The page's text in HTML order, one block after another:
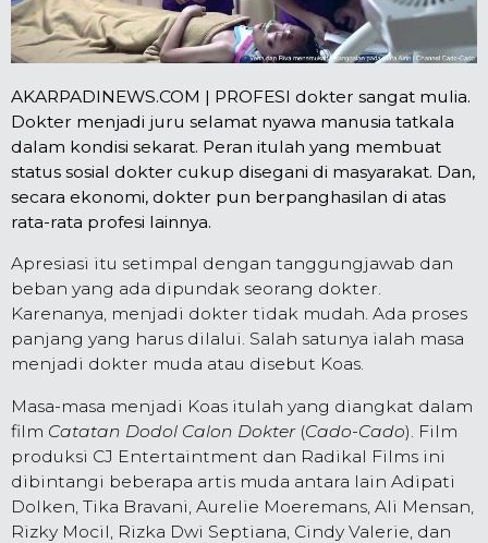
AKARPADINEWS.COM | PROFESI dokter sangat mulia.
Dokter menjadi juru selamat nyawa manusia tatkala
dalam kondisi sekarat. Peran itulah yang membuat
status sosial dokter cukup disegani di masyarakat. Dan,
secara ekonomi, dokter pun berpanghasilan di atas
rata-rata profesi lainnya.
Apresiasi itu setimpal dengan tanggungjawab dan
beban yang ada dipundak seorang dokter.
Karenanya, menjadi dokter tidak mudah. Ada proses
panjang yang harus dilalui. Salah satunya ialah masa
menjadi dokter muda atau disebut Koas.
Masa-masa menjadi Koas itulah yang diangkat dalam
film Catatan Dodol Calon Dokter(Cado-Cado). Film
produksi CJ Entertaintment dan Radikal Films ini
dibintangi beberapa artis muda antara lain Adipati
Dolken, Tika Bravani, Aurelie Moeremans, Ali Mensan,
Rizky Mocil, Rizka Dwi Septiana, Cindy Valerie, dan